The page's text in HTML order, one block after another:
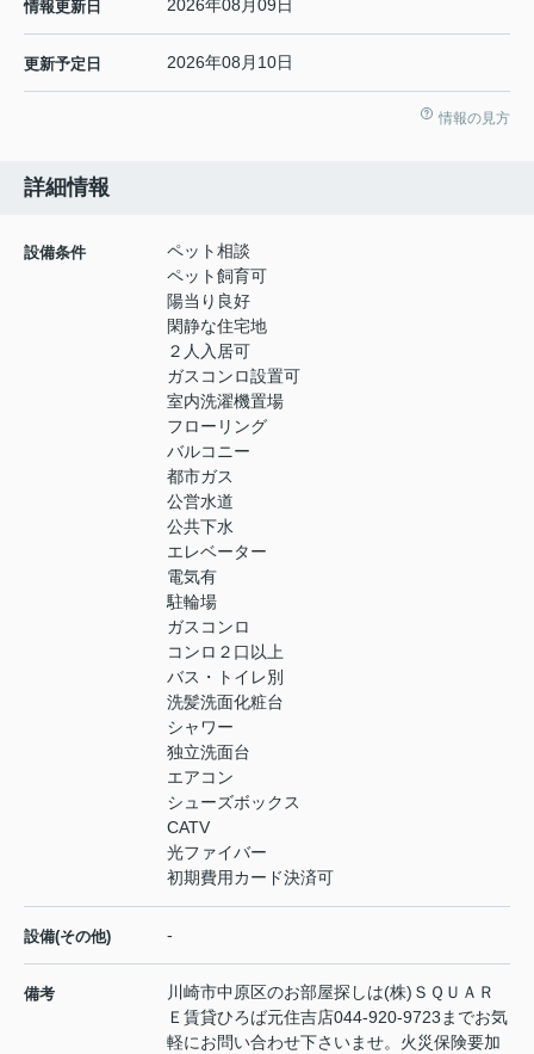
情報更新日 2026年08月09日
更新予定日 2026年08月10日
情報の見方
詳細情報
設備条件
ペット相談
ペット飼育可
陽当り良好
閑静な住宅地
２人入居可
ガスコンロ設置可
室内洗濯機置場
フローリング
バルコニー
都市ガス
公営水道
公共下水
エレベーター
電気有
駐輪場
ガスコンロ
コンロ２口以上
バス・トイレ別
洗髪洗面化粧台
シャワー
独立洗面台
エアコン
シューズボックス
CATV
光ファイバー
初期費用カード決済可
設備(その他) -
備考
川崎市中原区のお部屋探しは(株)ＳＱＵＡＲ
Ｅ賃貸ひろば元住吉店044-920-9723までお気
軽にお問い合わせ下さいませ。火災保険要加